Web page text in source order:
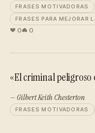
FRASES MOTIVADORAS
FRASES PARA MEJORAR
0 0
«El criminal peligroso
— Gilbert Keith Chesterton
FRASES MOTIVADORAS